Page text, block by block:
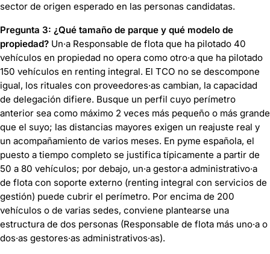
sector de origen esperado en las personas candidatas.
Pregunta 3: ¿Qué tamaño de parque y qué modelo de
propiedad? Un·a Responsable de flota que ha pilotado 40
vehículos en propiedad no opera como otro·a que ha pilotado
150 vehículos en renting integral. El TCO no se descompone
igual, los rituales con proveedores·as cambian, la capacidad
de delegación difiere. Busque un perfil cuyo perímetro
anterior sea como máximo 2 veces más pequeño o más grande
que el suyo; las distancias mayores exigen un reajuste real y
un acompañamiento de varios meses. En pyme española, el
puesto a tiempo completo se justifica típicamente a partir de
50 a 80 vehículos; por debajo, un·a gestor·a administrativo·a
de flota con soporte externo (renting integral con servicios de
gestión) puede cubrir el perímetro. Por encima de 200
vehículos o de varias sedes, conviene plantearse una
estructura de dos personas (Responsable de flota más uno·a o
dos·as gestores·as administrativos·as).